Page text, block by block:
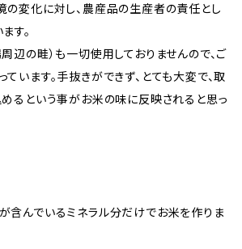
変化に対し、農産品の生産者の責任とし
す。
辺の畦）も一切使用しておりませんので、ご
います。手抜きができず、とても大変で、取
るという事がお米の味に反映されると思っ
んでいるミネラル分だけでお米を作りま